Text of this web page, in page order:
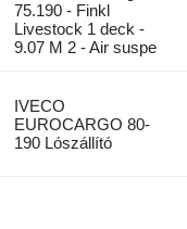
75.190 - Finkl
Livestock 1 deck -
9.07 M 2 - Air suspe
IVECO
EUROCARGO 80-
190 Lószállító